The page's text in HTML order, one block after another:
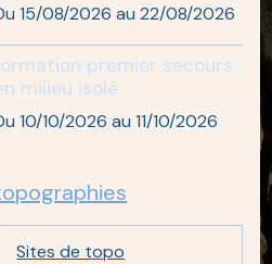
15/08/2026 au 22/08/2026
premier secours
milieu isolé
10/10/2026 au 11/10/2026
Sites de topo